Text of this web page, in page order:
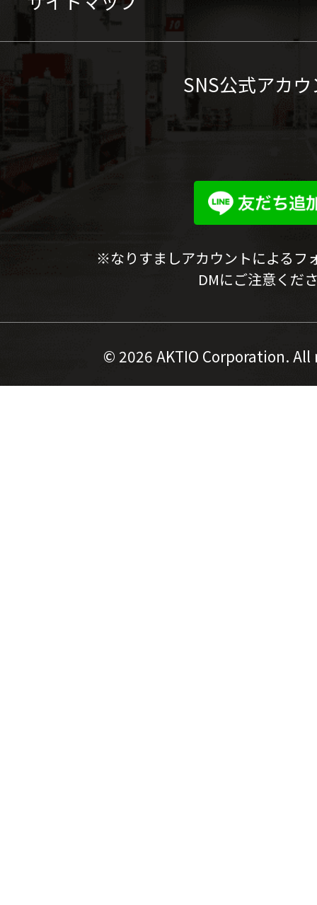
SNS公式アカ
※なりすましアカウントによるフ
DMにご注意くだ
© 2026 AKTIO Corporation.